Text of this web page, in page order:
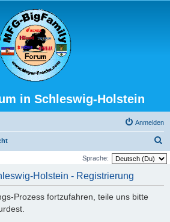
in Schleswig-Holstein
Anmelden
u
Sprache:
Holstein - Registrierung
Prozess fortzufahren, teile uns bitte